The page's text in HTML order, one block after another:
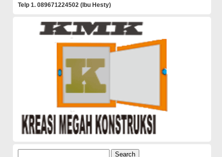
Telp 1. 089671224502 (Ibu Hesty)